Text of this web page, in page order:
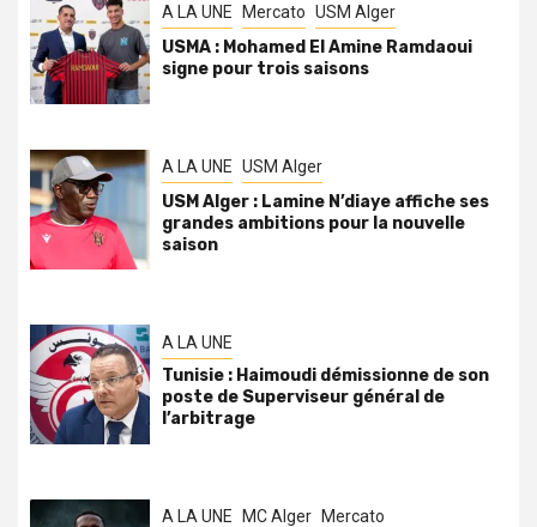
A LA UNE Mercato USM Alger
USMA : Mohamed El Amine Ramdaoui
signe pour trois saisons
A LA UNE USM Alger
USM Alger : Lamine N’diaye affiche ses
grandes ambitions pour la nouvelle
saison
A LA UNE
Tunisie : Haimoudi démissionne de son
poste de Superviseur général de
l’arbitrage
A LA UNE MC Alger Mercato